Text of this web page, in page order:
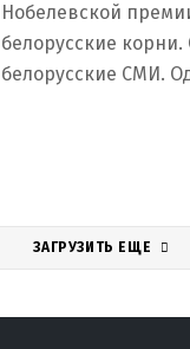
Нобелевской
белорусские
белорусские СМИ.
ЗАГРУЗИТЬ ЕЩЕ